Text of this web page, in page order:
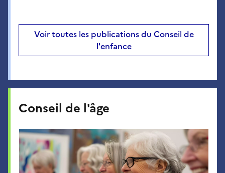
Voir toutes les publications du Conseil de
l'enfance
Conseil de l'âge